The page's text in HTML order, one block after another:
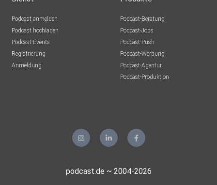
Podcast anmelden
Podcast hochladen
Podcast-Events
Registrierung
Anmeldung
Podcast-Beratung
Podcast-Jobs
Podcast-Push
Podcast-Werbung
Podcast-Agentur
Podcast-Produktion
podcast.de ~ 2004-2026